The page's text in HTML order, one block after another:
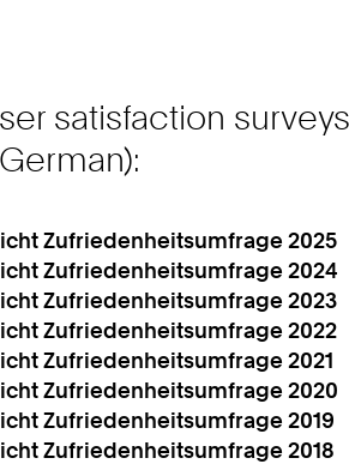
satisfaction
Zufriedenheitsumfrage 2025
Zufriedenheitsumfrage 2024
Zufriedenheitsumfrage 2023
Zufriedenheitsumfrage 2022
Zufriedenheitsumfrage 2021
Zufriedenheitsumfrage 2020
Zufriedenheitsumfrage 2019
Zufriedenheitsumfrage 2018